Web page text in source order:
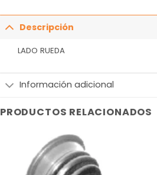
Descripción
LADO RUEDA
Información adicional
PRODUCTOS RELACIONADOS